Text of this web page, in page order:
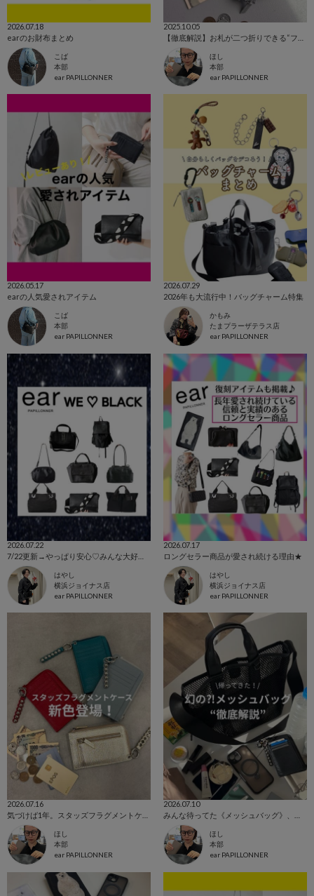
2026.07.18
earのお財布まとめ
こば
本部
ear PAPILLONNER
2025.10.05
ほし
本部
ear PAPILLONNER
2026.05.17
earの人気愛されアイテム
こば
本部
ear PAPILLONNER
2026.07.29
2026年も大流行中！バッグチャーム特集
かもみ
たまプラーザテラス店
ear PAPILLONNER
2026.07.22
はやし
横浜ジョイナス店
ear PAPILLONNER
2026.07.17
ロングセラー商品が愛され続ける理由★
はやし
横浜ジョイナス店
ear PAPILLONNER
2026.07.16
ほし
本部
ear PAPILLONNER
2026.07.10
ほし
本部
ear PAPILLONNER